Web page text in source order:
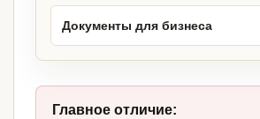
Документы для бизнеса
Главное отличие: